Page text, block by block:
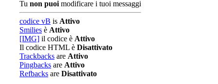
Tu non puoi modificare i tuoi messaggi
codice vB is Attivo
Smilies è Attivo
[IMG] il codice è Attivo
Il codice HTML è Disattivato
Trackbacks are Attivo
Pingbacks are Attivo
Refbacks are Disattivato